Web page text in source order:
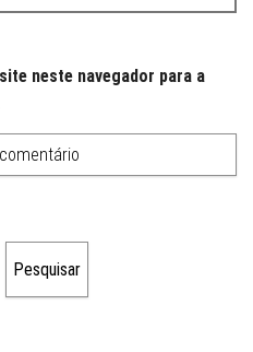
neste navegador para a
Pesquisar